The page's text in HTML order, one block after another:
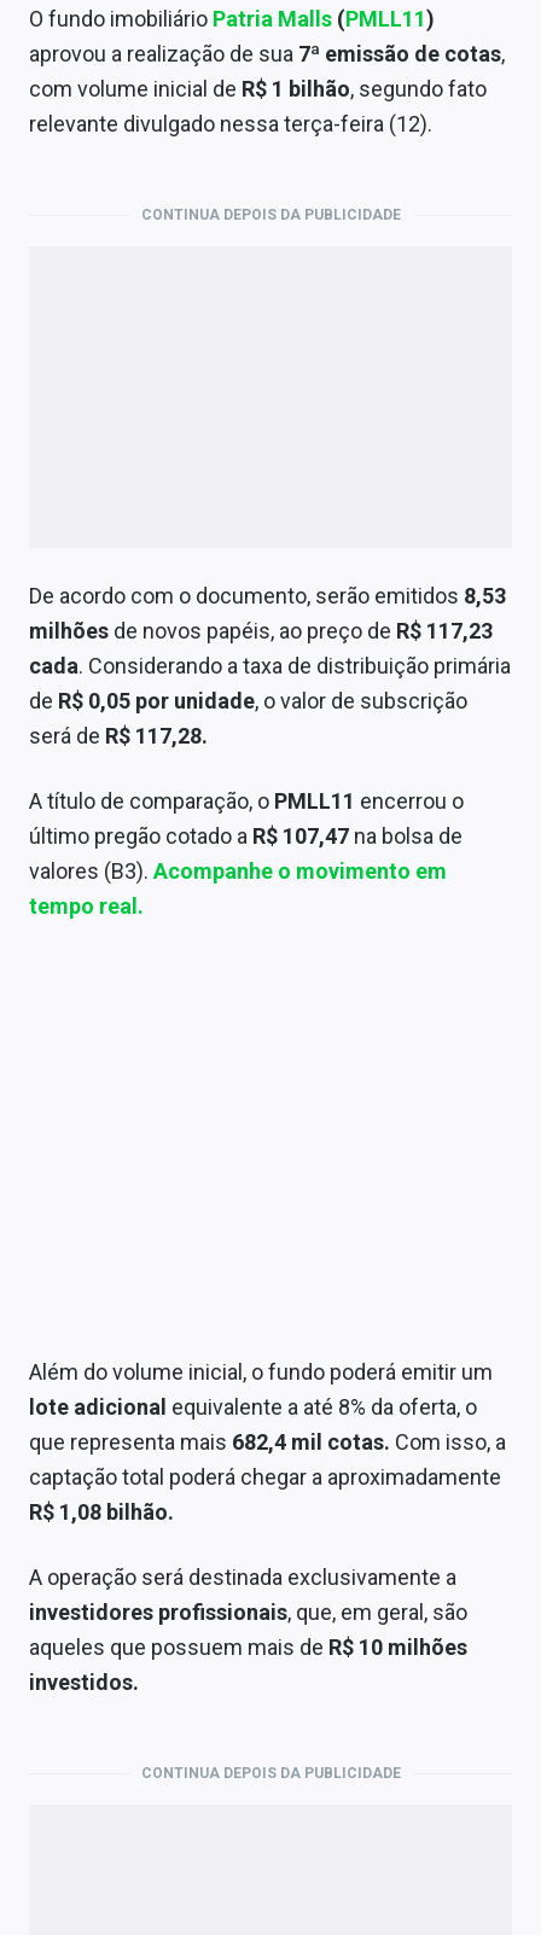
Mercados
Conteúdo de Marca
Sobre
Expediente
Contato
O fundo imobiliário Patria Malls (PMLL11)
aprovou a realização de sua 7ª emissão de cotas,
com volume inicial de R$ 1 bilhão, segundo fato
relevante divulgado nessa terça-feira (12).
CONTINUA DEPOIS DA PUBLICIDADE
De acordo com o documento, serão emitidos 8,53
milhões de novos papéis, ao preço de R$ 117,23
cada. Considerando a taxa de distribuição primária
de R$ 0,05 por unidade, o valor de subscrição
será de R$ 117,28.
A título de comparação, o PMLL11 encerrou o
último pregão cotado a R$ 107,47 na bolsa de
valores (B3). Acompanhe o movimento em
tempo real.
Além do volume inicial, o fundo poderá emitir um
lote adicional equivalente a até 8% da oferta, o
que representa mais 682,4 mil cotas. Com isso, a
captação total poderá chegar a aproximadamente
R$ 1,08 bilhão.
A operação será destinada exclusivamente a
investidores profissionais, que, em geral, são
aqueles que possuem mais de R$ 10 milhões
investidos.
CONTINUA DEPOIS DA PUBLICIDADE